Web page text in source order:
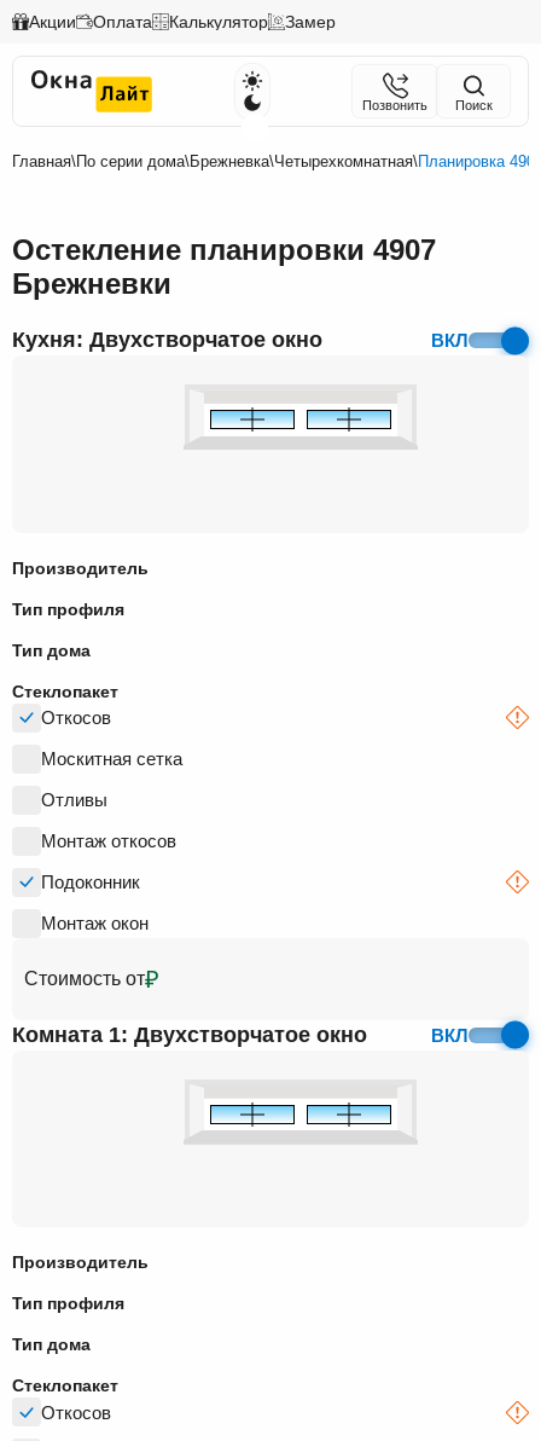
Акции Оплата Калькулятор Замер
Позвонить Поиск
Главная\По серии дома\Брежневка\Четырехкомнатная\Планировка
Остекление планировки 4907
Брежневки
Кухня: Двухстворчатое окно ВКЛ
Производитель
Тип профиля
Тип дома
Стеклопакет
Откосов
Москитная сетка
Отливы
Монтаж откосов
Подоконник
Монтаж окон
Стоимость от₽
Комната 1: Двухстворчатое окно ВКЛ
Производитель
Тип профиля
Тип дома
Стеклопакет
Откосов